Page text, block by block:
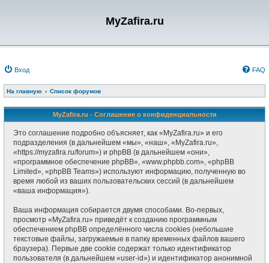
MyZafira.ru
Вход FAQ
На главную Список форумов
MyZafira.ru - Соглашение о конфиденциальности
Это соглашение подробно объясняет, как «MyZafira.ru» и его
подразделения (в дальнейшем «мы», «наш», «MyZafira.ru»,
«https://myzafira.ru/forum») и phpBB (в дальнейшем «они»,
«программное обеспечение phpBB», «www.phpbb.com», «phpBB
Limited», «phpBB Teams») используют информацию, полученную во
время любой из ваших пользовательских сессий (в дальнейшем
«ваша информация»).
Ваша информация собирается двумя способами. Во-первых,
просмотр «MyZafira.ru» приведёт к созданию программным
обеспечением phpBB определённого числа cookies (небольшие
текстовые файлы, загружаемые в папку временных файлов вашего
браузера). Первые две cookie содержат только идентификатор
пользователя (в дальнейшем «user-id») и идентификатор анонимной